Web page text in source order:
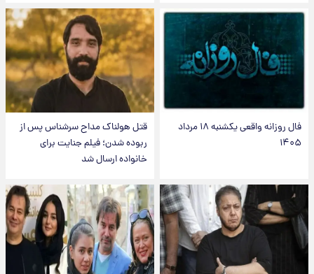
فال روزانه واقعی یکشنبه ۱۸ مرداد
۱۴۰۵
قتل هولناک مداح سرشناس پس از
ربوده شدن؛ فیلم جنایت برای
خانواده ارسال شد